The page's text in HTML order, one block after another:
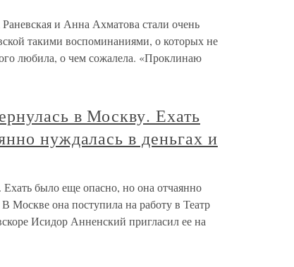
и Анна Ахматова стали очень
такими воспоминаниями, о которых не
любила, о чем сожалела. «Проклинаю
в Москву. Ехать
нуждалась в деньгах и
было еще опасно, но она отчаянно
Москве она поступила на работу в Театр
Исидор Анненский пригласил ее на